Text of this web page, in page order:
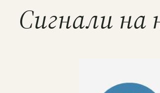
Сигнали на